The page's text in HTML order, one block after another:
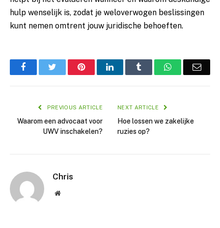
hulp wenselijk is, zodat je weloverwogen beslissingen
kunt nemen omtrent jouw juridische behoeften.
FacebookTwitter PinterestLinkedIn Tumblr WhatsApp
PREVIOUS ARTICLE
Waarom een advocaat voor
UWV inschakelen?
NEXT ARTICLE
Hoe lossen we zakelijke
ruzies op?
Chris
Website